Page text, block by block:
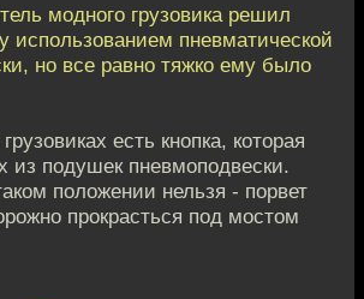
модного грузовика решил
использованием пневматической
но все равно тяжко ему было
есть кнопка, которая
из подушек пневмоподвески.
положении нельзя - порвет
прокрасться под мостом